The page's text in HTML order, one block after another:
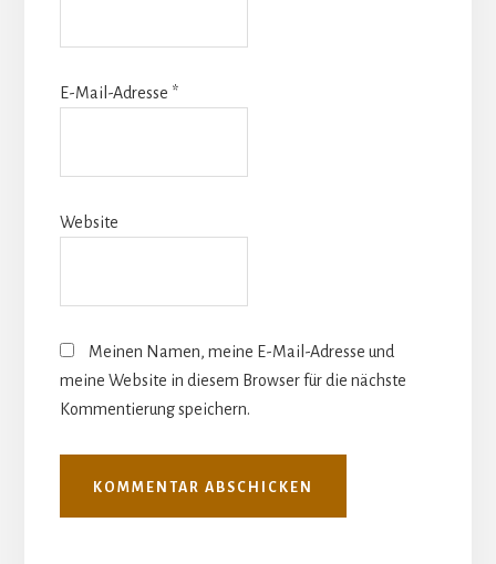
E-Mail-Adresse *
Website
Meinen Namen, meine E-Mail-Adresse und
meine Website in diesem Browser für die nächste
Kommentierung speichern.